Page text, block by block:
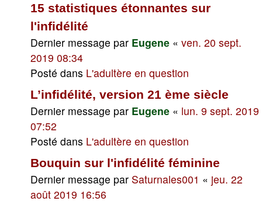
15 statistiques étonnantes sur
l'infidélité
Dernier message par Eugene « ven. 20 sept.
2019 08:34
Posté dans L'adultère en question
L’infidélité, version 21 ème siècle
Dernier message par Eugene « lun. 9 sept. 2019
07:52
Posté dans L'adultère en question
Bouquin sur l'infidélité féminine
Dernier message par Saturnales001 « jeu. 22
août 2019 16:56